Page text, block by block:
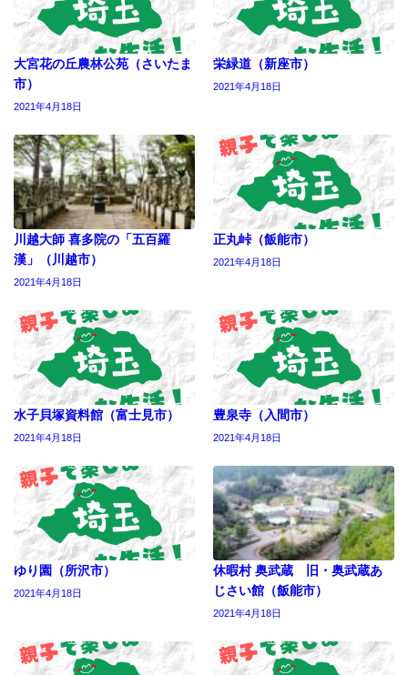
大宮花の丘農林公苑（さいたま
市）
2021年4月18日
栄緑道（新座市）
2021年4月18日
川越大師 喜多院の「五百羅
漢」（川越市）
2021年4月18日
正丸峠（飯能市）
2021年4月18日
水子貝塚資料館（富士見市）
2021年4月18日
豊泉寺（入間市）
2021年4月18日
ゆり園（所沢市）
2021年4月18日
休暇村 奥武蔵 旧・奥武蔵あ
じさい館（飯能市）
2021年4月18日